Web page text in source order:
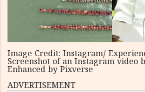
Image Credit: Instagram/
Screenshot of an Instagram video
Enhanced by Pixverse
ADVERTISEMENT